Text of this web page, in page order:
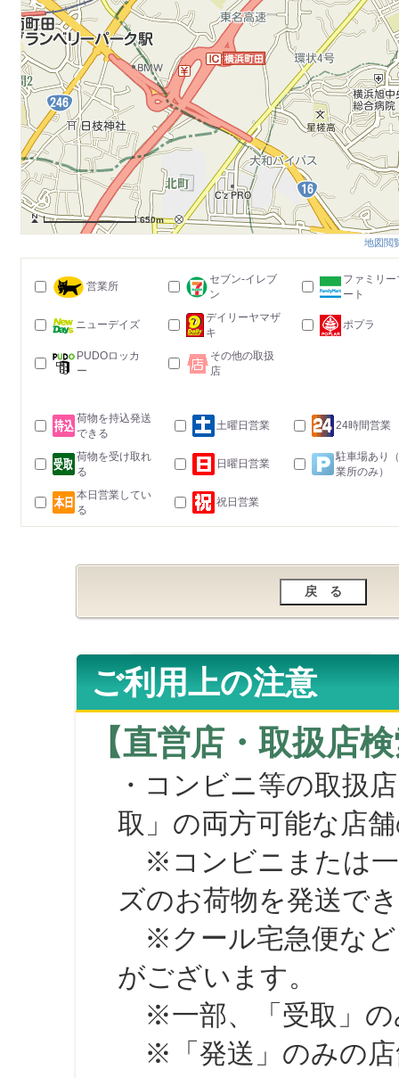
650m
地図閲
営業所
セブン-イレブ
ン
ファミリー
ート
ニューデイズ
デイリーヤマザ
キ
ポプラ
PUDOロッカ
ー
その他の取扱
店
荷物を持込発送
できる
土曜日営業 24時間営業
荷物を受け取れ
る
日曜日営業
駐車場あり
業所のみ）
本日営業してい
る
祝日営業
ご利用上の注意
【直営店・取扱店
・コンビニ等の取扱
取」の両方可能な店
※コンビニまたは一
ズのお荷物を発送で
※クール宅急便など
がございます。
※一部、「受取」の
※「発送」のみの店